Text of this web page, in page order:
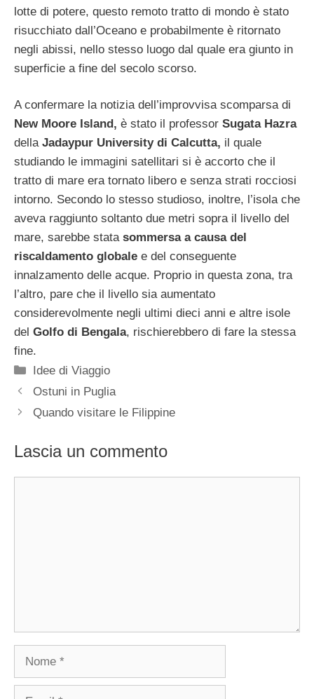
lotte di potere, questo remoto tratto di mondo è stato
risucchiato dall’Oceano e probabilmente è ritornato
negli abissi, nello stesso luogo dal quale era giunto in
superficie a fine del secolo scorso.
A confermare la notizia dell’improvvisa scomparsa di
New Moore Island, è stato il professor Sugata Hazra
della Jadaypur University di Calcutta, il quale
studiando le immagini satellitari si è accorto che il
tratto di mare era tornato libero e senza strati rocciosi
intorno. Secondo lo stesso studioso, inoltre, l’isola che
aveva raggiunto soltanto due metri sopra il livello del
mare, sarebbe stata sommersa a causa del
riscaldamento globale e del conseguente
innalzamento delle acque. Proprio in questa zona, tra
l’altro, pare che il livello sia aumentato
considerevolmente negli ultimi dieci anni e altre isole
del Golfo di Bengala, rischierebbero di fare la stessa
fine.
Categorie
Idee di Viaggio
Ostuni in Puglia
Quando visitare le Filippine
Lascia un commento